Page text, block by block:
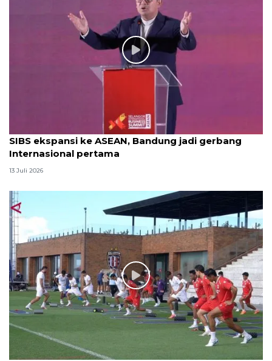
SIBS ekspansi ke ASEAN, Bandung jadi gerbang
Internasional pertama
13 Juli 2026